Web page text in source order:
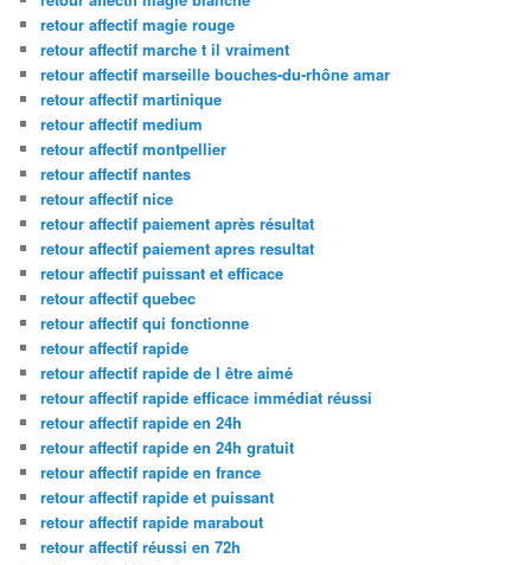
retour affectif magie rouge
retour affectif marche t il vraiment
retour affectif marseille bouches-du-rhône amar
retour affectif martinique
retour affectif medium
retour affectif montpellier
retour affectif nantes
retour affectif nice
retour affectif paiement après résultat
retour affectif paiement apres resultat
retour affectif puissant et efficace
retour affectif quebec
retour affectif qui fonctionne
retour affectif rapide
retour affectif rapide de l être aimé
retour affectif rapide efficace immédiat réussi
retour affectif rapide en 24h
retour affectif rapide en 24h gratuit
retour affectif rapide en france
retour affectif rapide et puissant
retour affectif rapide marabout
retour affectif réussi en 72h